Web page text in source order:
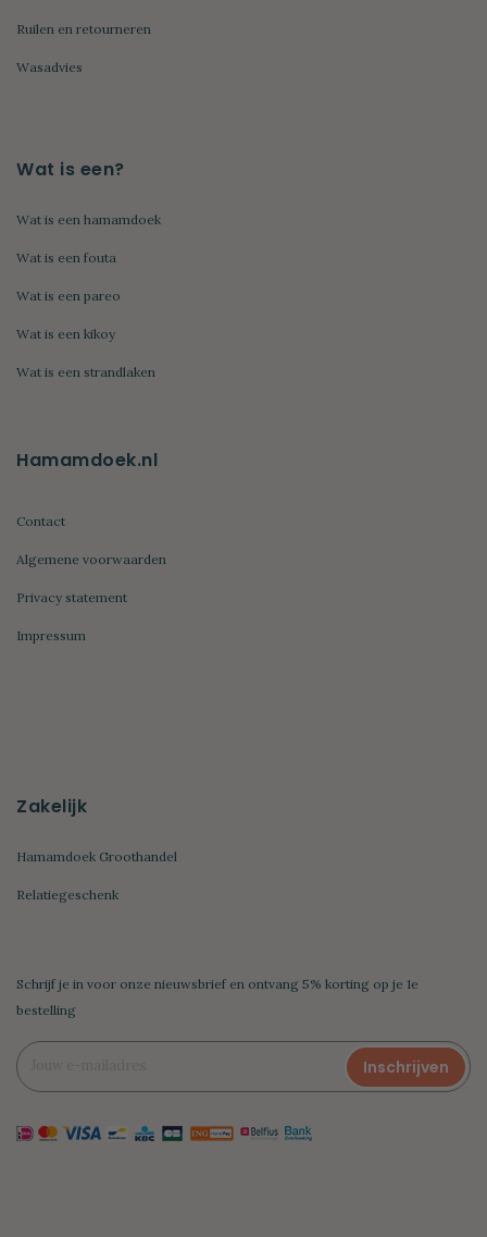
Ruilen en retourneren
Wasadvies
Wat is een?
Wat is een hamamdoek
Wat is een fouta
Wat is een pareo
Wat is een kikoy
Wat is een strandlaken
Hamamdoek.nl
Contact
Algemene voorwaarden
Privacy statement
Impressum
Zakelijk
Hamamdoek Groothandel
Relatiegeschenk
Schrijf je in voor onze nieuwsbrief en ontvang 5% korting op je 1e
bestelling
Inschrijven